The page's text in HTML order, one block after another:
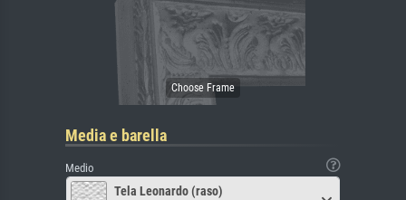
Media e barella
Medio
Tela Leonardo (raso)